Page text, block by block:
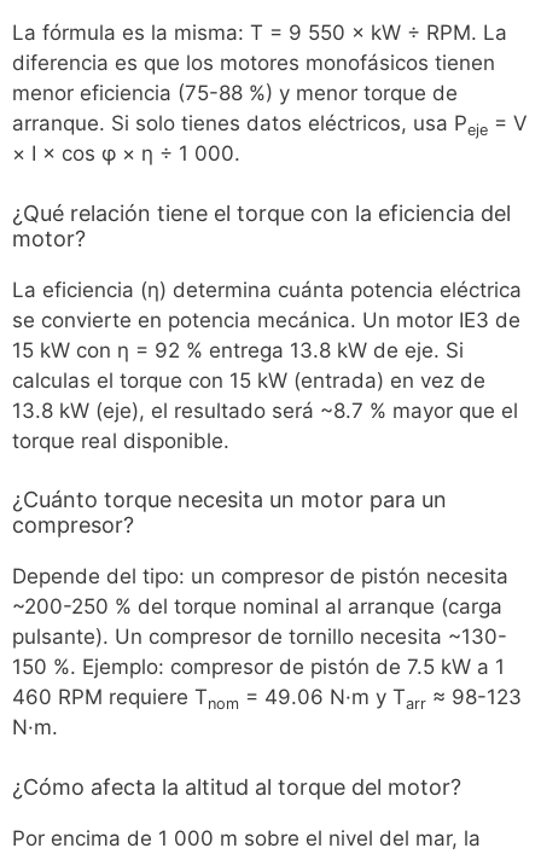
La fórmula es la misma: T = 9 550 × kW ÷ RPM. La
diferencia es que los motores monofásicos tienen
menor eficiencia (75-88 %) y menor torque de
arranque. Si solo tienes datos eléctricos, usa Peje = V
× I × cos φ × η ÷ 1 000.
¿Qué relación tiene el torque con la eficiencia del
motor?
La eficiencia (η) determina cuánta potencia eléctrica
se convierte en potencia mecánica. Un motor IE3 de
15 kW con η = 92 % entrega 13.8 kW de eje. Si
calculas el torque con 15 kW (entrada) en vez de
13.8 kW (eje), el resultado será ~8.7 % mayor que el
torque real disponible.
¿Cuánto torque necesita un motor para un
compresor?
Depende del tipo: un compresor de pistón necesita
~200-250 % del torque nominal al arranque (carga
pulsante). Un compresor de tornillo necesita ~130-
150 %. Ejemplo: compresor de pistón de 7.5 kW a 1
460 RPM requiere Tnom = 49.06 N·m y Tarr ≈ 98-123
N·m.
¿Cómo afecta la altitud al torque del motor?
Por encima de 1 000 m sobre el nivel del mar, la